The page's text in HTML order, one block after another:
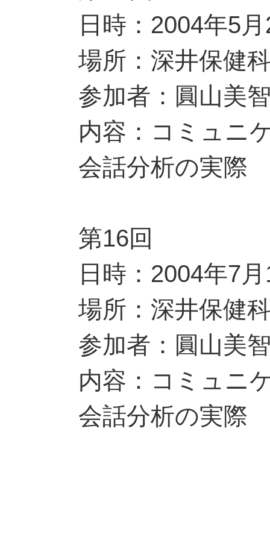
日時：2004年5
場所：深井保健
参加者：圓山美
内容：コミュニ
会話分析の実際
第16回
日時：2004年7
場所：深井保健
参加者：圓山美
内容：コミュニ
会話分析の実際